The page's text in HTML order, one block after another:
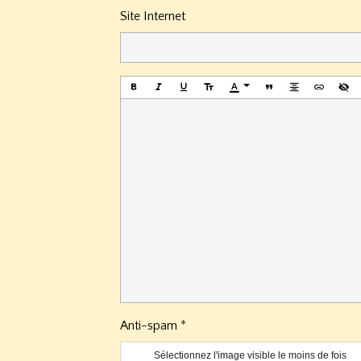
Site Internet
Anti-spam
Sélectionnez l'image visible le moins de fois